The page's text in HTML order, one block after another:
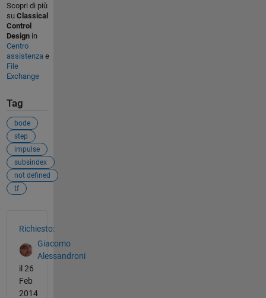
Scopri di più
su Classical
Control
Designin
Centro
assistenza e
File
Exchange
Tag
bode
step
impulse
subsindex
not defined
tf
Richiesto:
Giacomo
Alessandroni
il 26
Feb
2014